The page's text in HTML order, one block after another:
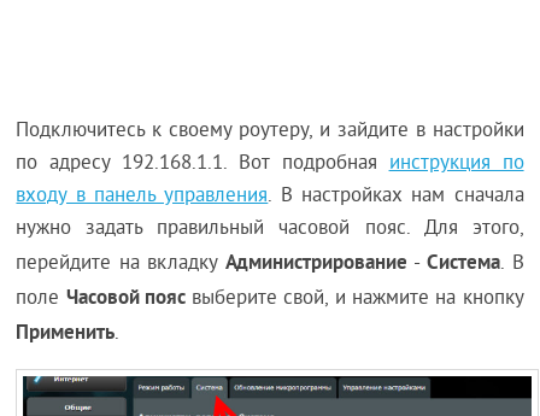
Подключитесь к своему роутеру, и зайдите в настройки
по адресу 192.168.1.1. Вот подробнаяинструкция по
входу в панель управления. В настройках нам сначала
нужно задать правильный часовой пояс. Для этого,
перейдите на вкладку Администрирование -Система. В
поле Часовой поясвыберите свой, и нажмите на кнопку
Применить.